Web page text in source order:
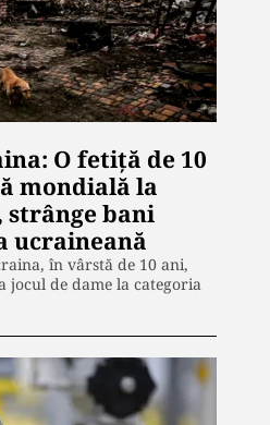
O fetiță de 10
mondială la
strânge bani
ucraineană
în vârstă de 10 ani,
jocul de dame la categoria